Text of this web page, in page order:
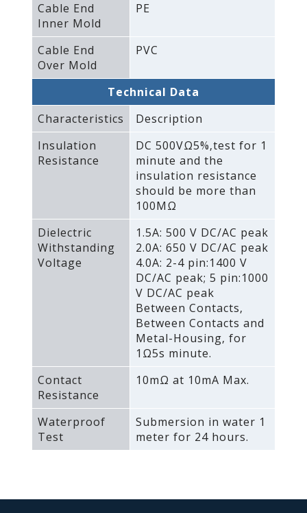
Cable End
Inner Mold
PE
Cable End
Over Mold
PVC
Technical Data
Characteristics
Description
Insulation
Resistance
DC 500VΩ5%‚test for 1
minute and the
insulation resistance
should be more than
100MΩ
Dielectric
Withstanding
Voltage
1.5A: 500 V DC/AC peak
2.0A: 650 V DC/AC peak
4.0A: 2-4 pin:1400 V
DC/AC peak; 5 pin:1000
V DC/AC peak
Between Contacts‚
Between Contacts and
Metal-Housing‚ for
1Ω5s minute.
Contact
Resistance
10mΩ at 10mA Max.
Waterproof
Test
Submersion in water 1
meter for 24 hours.